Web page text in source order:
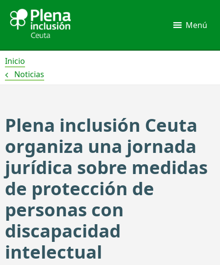
contenido
Menú
Inicio
Noticias
Plena inclusión Ceuta
organiza una jornada
jurídica sobre medidas
de protección de
personas con
discapacidad
intelectual